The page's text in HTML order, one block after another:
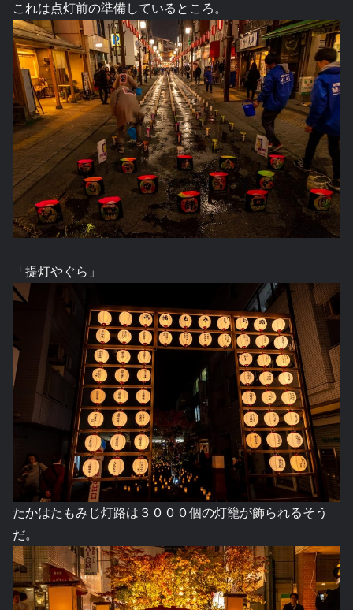
これは点灯前の準備しているところ。
「提灯やぐら」
たかはたもみじ灯路は３０００個の灯籠が飾られるそう
だ。